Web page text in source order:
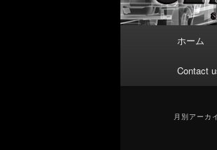
メ
ホーム
Contact
月別アーカ